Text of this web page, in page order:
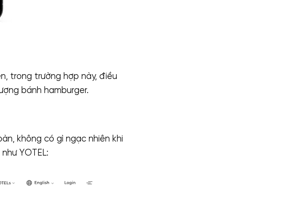
trong trường hợp này, điều
bánh hamburger.
không có gì ngạc nhiên khi
YOTEL: